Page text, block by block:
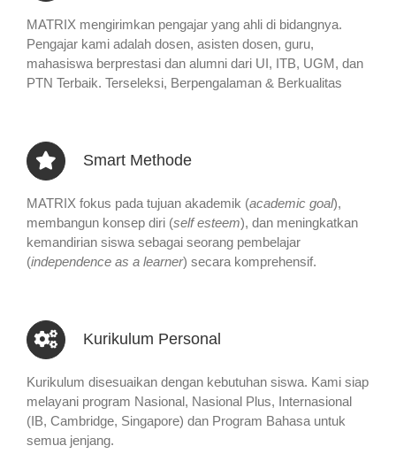
MATRIX mengirimkan pengajar yang ahli di bidangnya.
Pengajar kami adalah dosen, asisten dosen, guru,
mahasiswa berprestasi dan alumni dari UI, ITB, UGM, dan
PTN Terbaik. Terseleksi, Berpengalaman & Berkualitas
Smart Methode
MATRIX fokus pada tujuan akademik (academic goal),
membangun konsep diri (self esteem), dan meningkatkan
kemandirian siswa sebagai seorang pembelajar
(independence as a learner) secara komprehensif.
Kurikulum Personal
Kurikulum disesuaikan dengan kebutuhan siswa. Kami siap
melayani program Nasional, Nasional Plus, Internasional
(IB, Cambridge, Singapore) dan Program Bahasa untuk
semua jenjang.